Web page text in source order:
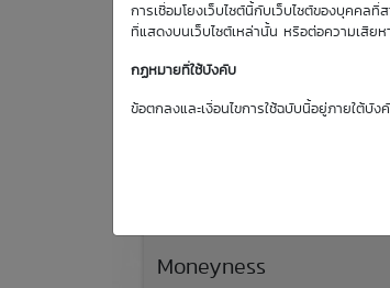
การเชื่อมโยงเว็บไซต์นี้กับเว็บไซต์ของบุคคล
ที่แสดงบนเว็บไซต์เหล่านั้น หรือต่อความเสียห
กฏหมายที่ใช้บังคับ
ข้อตกลงและเงื่อนไขการใช้ฉบับนี้อยู่ภายใต้บั
Sensitivity
Time Decay (%)
Moneyness